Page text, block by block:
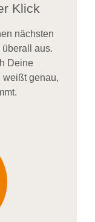
Klick
nächsten
aus.
Deine
weißtgenau,